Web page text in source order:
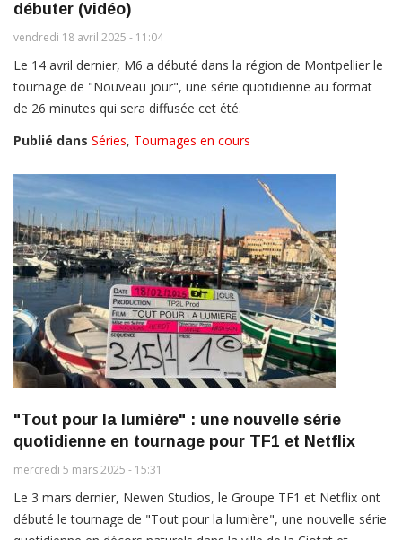
débuter (vidéo)
vendredi 18 avril 2025 - 11:04
Le 14 avril dernier, M6 a débuté dans la région de Montpellier le
tournage de "Nouveau jour", une série quotidienne au format
de 26 minutes qui sera diffusée cet été.
Publié dans Séries, Tournages en cours
"Tout pour la lumière" : une nouvelle série
quotidienne en tournage pour TF1 et Netflix
mercredi 5 mars 2025 - 15:31
Le 3 mars dernier, Newen Studios, le Groupe TF1 et Netflix ont
débuté le tournage de "Tout pour la lumière", une nouvelle série